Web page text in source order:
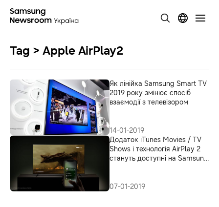
Tag > Apple AirPlay2
Як лінійка Samsung Smart TV
2019 року змінює спосіб
взаємодії з телевізором
14-01-2019
Додаток iTunes Movies / TV
Shows і технологія AirPlay 2
стануть доступні на Samsung
07-01-2019